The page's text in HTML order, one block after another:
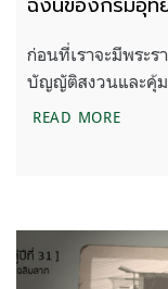
ก่อนที่เราจะมีพระ
บัญญัติสงวนและคุ้
READ MORE[ก้าวสู่